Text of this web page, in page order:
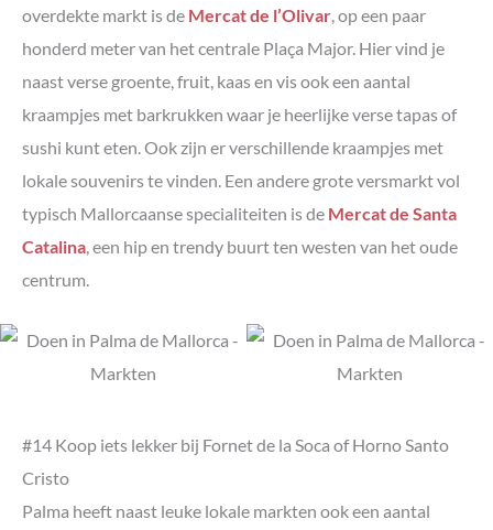
overdekte markt is de Mercat de l’Olivar, op een paar
honderd meter van het centrale Plaça Major. Hier vind je
naast verse groente, fruit, kaas en vis ook een aantal
kraampjes met barkrukken waar je heerlijke verse tapas of
sushi kunt eten. Ook zijn er verschillende kraampjes met
lokale souvenirs te vinden. Een andere grote versmarkt vol
typisch Mallorcaanse specialiteiten is de Mercat de Santa
Catalina, een hip en trendy buurt ten westen van het oude
centrum.
#14 Koop iets lekker bij Fornet de la Soca of Horno Santo
Cristo
Palma heeft naast leuke lokale markten ook een aantal